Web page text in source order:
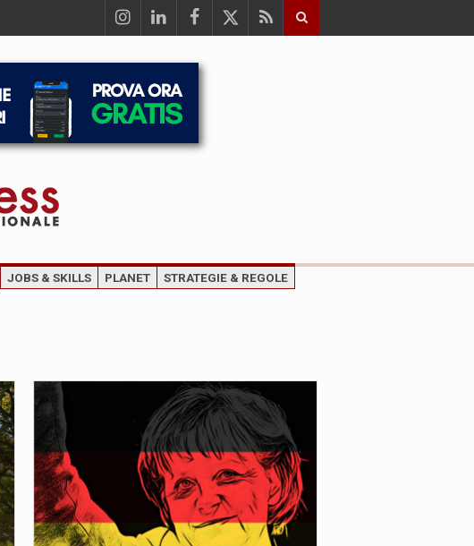
JOBS & SKILLS PLANET STRATEGIE & REGOLE